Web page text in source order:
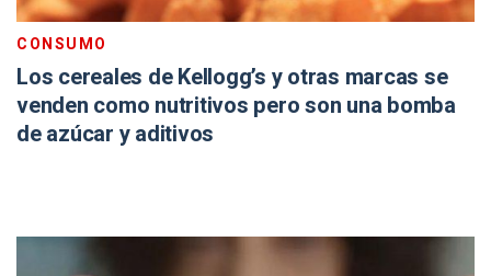
CONSUMO
Los cereales de Kellogg’s y otras marcas se
venden como nutritivos pero son una bomba
de azúcar y aditivos